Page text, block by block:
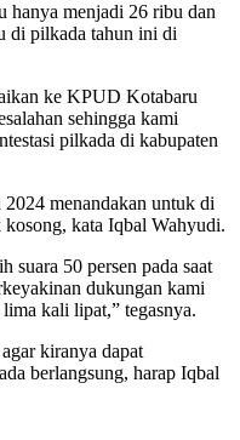
hanya menjadi 26 ribu dan
di pilkada tahun ini di
ke KPUD Kotabaru
sehingga kami
pilkada di kabupaten
menandakan untuk di
kata Iqbal Wahyudi.
suara 50 persen pada saat
dukungan kami
kali lipat,” tegasnya.
kiranya dapat
berlangsung, harap Iqbal